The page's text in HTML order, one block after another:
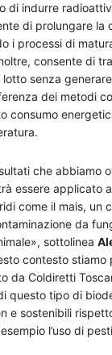
di indurre
di prolungare la
i processi di
consente di
lotto senza
dei metodi
consumo
che abbiamo
essere applicato
come il mais, un
da
sottolinea
contesto stiamo
da Coldiretti
questo tipo di
e sostenibili
l’uso di